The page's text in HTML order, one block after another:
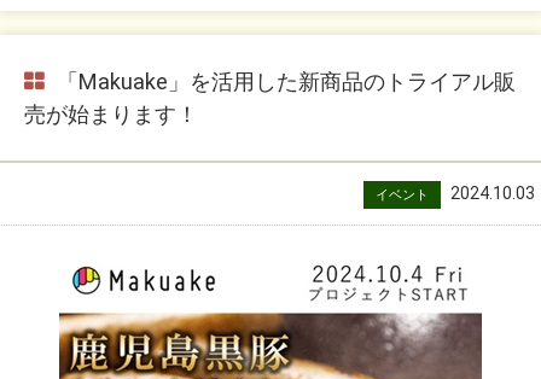
「Makuake」を活用した新商品のトライアル販
売が始まります！
イベント 2024.10.03